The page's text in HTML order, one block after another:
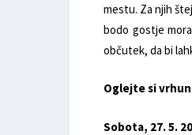
mestu. Za njih
bodo gostje
občutek, da bi
Oglejte si
Sobota, 27. 5.